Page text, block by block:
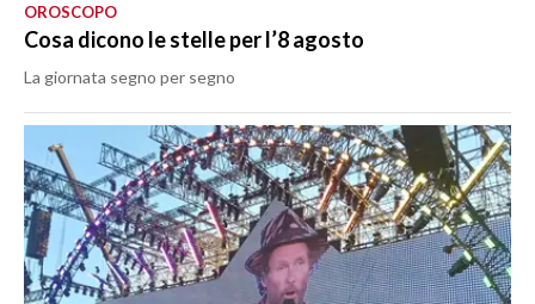
OROSCOPO
Cosa dicono le stelle per l’8 agosto
La giornata segno per segno